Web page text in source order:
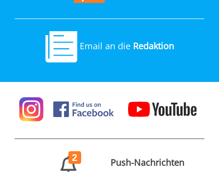
Email an die Redaktion
2 Push-Nachrichten